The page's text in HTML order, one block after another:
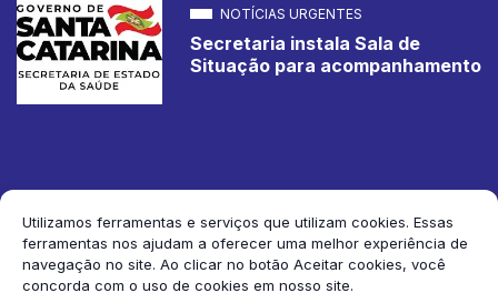
Utilizamos ferramentas e serviços que utilizam cookies. Essas
ferramentas nos ajudam a oferecer uma melhor experiência de
navegação no site. Ao clicar no botão Aceitar cookies, você
concorda com o uso de cookies em nosso site.
NOTÍCIAS URGENTES
Secretaria instala Sala de
Situação para acompanhamento
2026 Jornal de Corupá. Todos os direitos reservados.